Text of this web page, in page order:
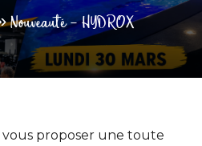
Nouveauté – HYDROX
vous proposer une toute